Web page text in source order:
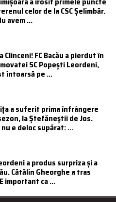
celor de la CSC Șelimbăr.
avem ...
Clinceni! FC Bacău a pierdut în
SC Popești Leordeni,
întoarsă pe ...
a suferit prima înfrângere
la Ștefăneștii de Jos.
e deloc supărat: ...
a produs surpriza și a
Cătălin Gheorghe a tras
important ca ...